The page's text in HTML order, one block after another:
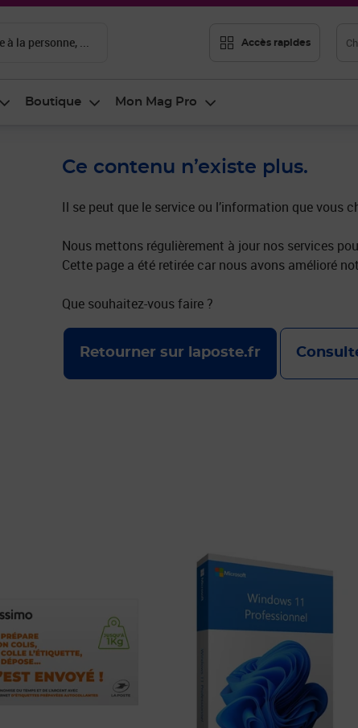
à la personne, ... Accès rapides
Boutique Mon Mag Pro
Ce contenu n’existe plus.
Il se peut que le service ou l’information que vous
Nous mettons régulièrement à jour nos services
Cette page a été retirée car nous avons amélioré
Que souhaitez-vous faire ?
Retourner sur laposte.fr
Prix 8,42€ HT